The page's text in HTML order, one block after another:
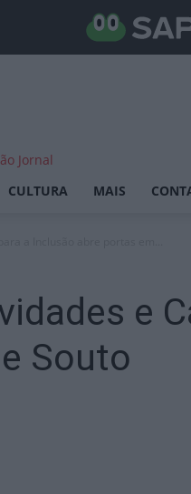
CULTURA MAIS
e
Souto